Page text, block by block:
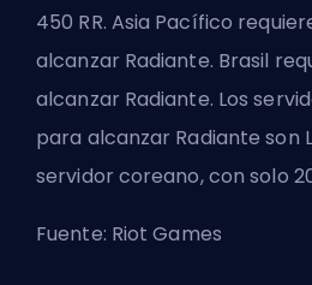
450 RR. Asia Pacífico
alcanzar Radiante. Brasil
alcanzar Radiante. Los
para alcanzar Radiante son
servidor coreano, con solo
Fuente: Riot Games